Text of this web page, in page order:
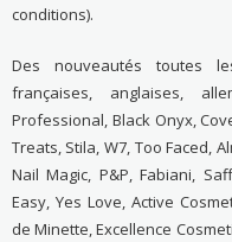
conditions).
Des nouveautés toutes
françaises, anglaises,
Professional, Black Onyx,
Treats, Stila, W7, Too Faced,
Nail Magic, P&P, Fabiani,
Easy, Yes Love, Active
de Minette, Excellence